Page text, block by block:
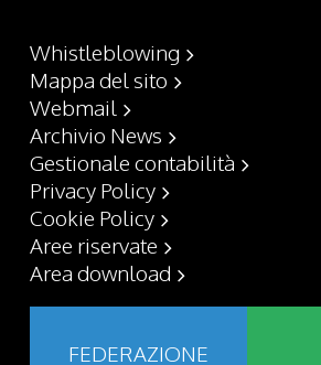
Whistleblowing
Mappa del sito
Webmail
Archivio News
Gestionale contabilità
Privacy Policy
Cookie Policy
Aree riservate
Area download
FEDERAZIONE